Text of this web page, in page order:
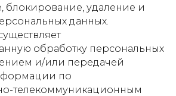
блокирование, удаление и
данных.
обработку персональных
и/или передачей
по
телекоммуникационным